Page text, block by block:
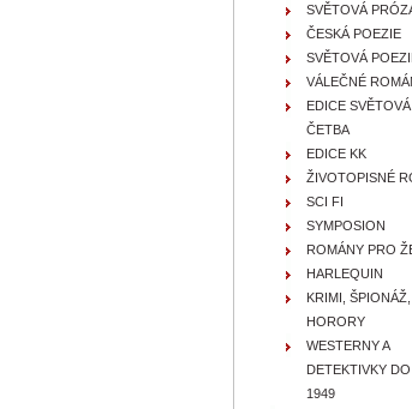
SVĚTOVÁ
ČESKÁ POEZIE
SVĚTOVÁ
VÁLEČNÉ
EDICE SVĚTOVÁ
ČETBA
EDICE KK
ŽIVOTOPISNÉ
SCI FI
SYMPOSION
ROMÁNY PRO
HARLEQUIN
KRIMI, ŠPIONÁŽ,
HORORY
WESTERNY A
DETEKTIVKY
1949